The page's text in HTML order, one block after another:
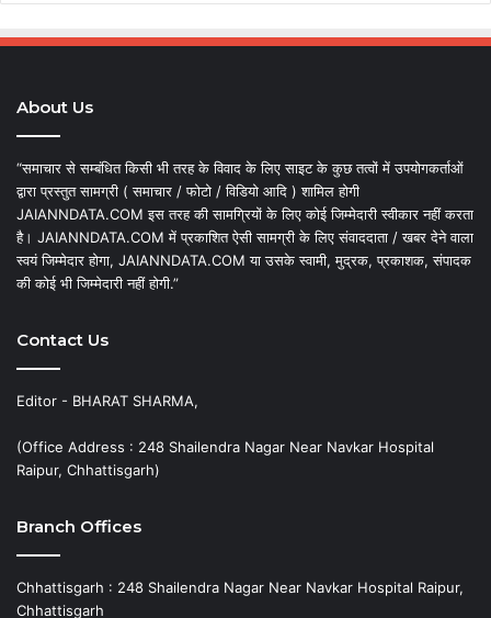
About Us
“समाचार से सम्बंधित किसी भी तरह के विवाद के लिए साइट के कुछ तत्वों में उपयोगकर्ताओं
द्वारा प्रस्तुत सामग्री ( समाचार / फोटो / विडियो आदि ) शामिल होगी
JAIANNDATA.COM इस तरह की सामग्रियों के लिए कोई जिम्मेदारी स्वीकार नहीं करता
है। JAIANNDATA.COM में प्रकाशित ऐसी सामग्री के लिए संवाददाता / खबर देने वाला
स्वयं जिम्मेदार होगा, JAIANNDATA.COM या उसके स्वामी, मुद्रक, प्रकाशक, संपादक
की कोई भी जिम्मेदारी नहीं होगी.”
Contact Us
Editor - BHARAT SHARMA,
(Office Address : 248 Shailendra Nagar Near Navkar Hospital
Raipur, Chhattisgarh)
Branch Offices
Chhattisgarh : 248 Shailendra Nagar Near Navkar Hospital Raipur,
Chhattisgarh